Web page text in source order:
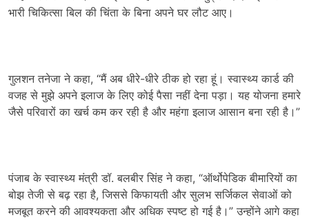
भारी चिकित्सा बिल की चिंता के बिना अपने घर लौट आए।
गुलशन तनेजा ने कहा, “मैं अब धीरे-धीरे ठीक हो रहा हूं। स्वास्थ्य कार्ड की
वजह से मुझे अपने इलाज के लिए कोई पैसा नहीं देना पड़ा। यह योजना हमारे
जैसे परिवारों का खर्च कम कर रही है और महंगा इलाज आसान बना रही है।”
पंजाब के स्वास्थ्य मंत्री डॉ. बलबीर सिंह ने कहा, “ऑर्थोपेडिक बीमारियों का
बोझ तेजी से बढ़ रहा है, जिससे किफायती और सुलभ सर्जिकल सेवाओं को
मजबूत करने की आवश्यकता और अधिक स्पष्ट हो गई है।” उन्होंने आगे कहा